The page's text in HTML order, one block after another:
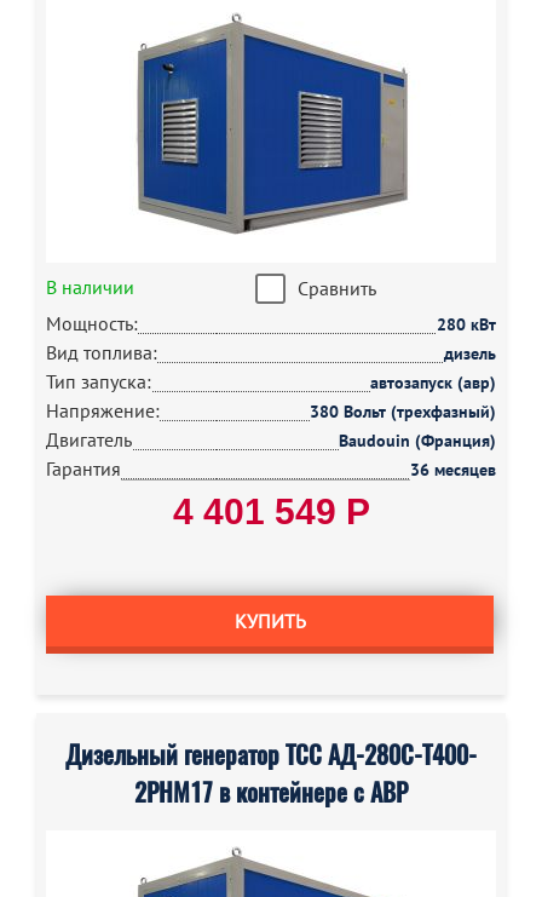
В наличии
Сравнить
Мощность:
280 кВт
Вид топлива: дизель
Тип запуска: автозапуск (авр)
Напряжение: 380 Вольт (трехфазный)
Двигатель Baudouin (Франция)
Гарантия 36 месяцев
4 401 549 Р
КУПИТЬ
Дизельный генератор ТСС АД-280С-Т400-
2РНМ17 в контейнере с АВР